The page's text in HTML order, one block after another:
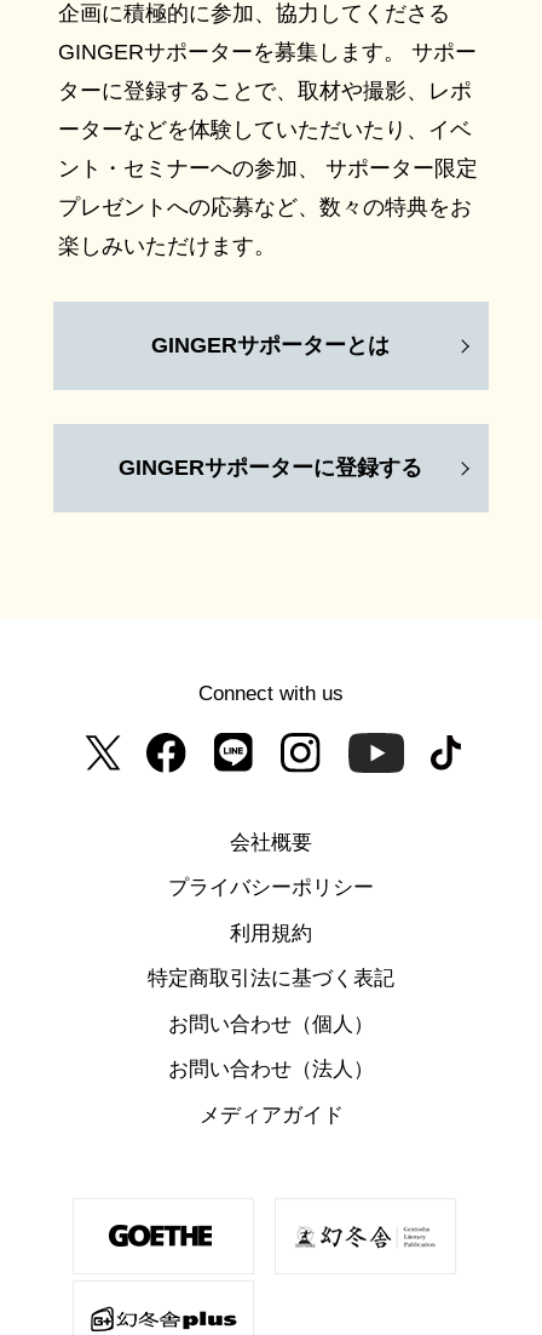
企画に積極的に参加、協力してくださる
GINGERサポーターを募集します。 サポー
ターに登録することで、取材や撮影、レポ
ーターなどを体験していただいたり、イベ
ント・セミナーへの参加、 サポーター限定
プレゼントへの応募など、数々の特典をお
楽しみいただけます。
GINGERサポーターとは
GINGERサポーターに登録する
Connect with us
会社概要
プライバシーポリシー
利用規約
特定商取引法に基づく表記
お問い合わせ（個人）
お問い合わせ（法人）
メディアガイド